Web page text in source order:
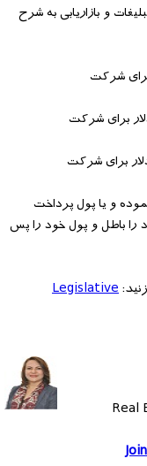
و بازاریابی به شرح
و یا پول پرداخت
را باطل و پول خود را پس
Legislative
Real